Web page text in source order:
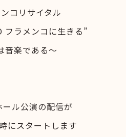
コリサイタル
フラメンコに生きる”
音楽である～
ル公演の配信が
スタートします